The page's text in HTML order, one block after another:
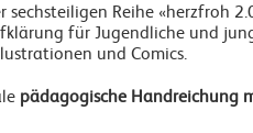
sechsteiligen Reihe «herzfroh
für Jugendliche und
und Comics.
pädagogische Handreichung